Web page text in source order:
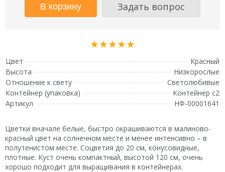
Задать вопрос
★★★★★
Цвет
Красный
Высота
Низкорослые
Отношение к свету
Светолюбивые
Контейнер (упаковка)
Контейнер с2
Артикул
НФ-00001641
Цветки вначале белые, быстро окрашиваются в малиново-
красный цвет на солнечном месте и менее интенсивно – в
полутенистом месте. Соцветия до 20 см, конусовидные,
плотные. Куст очень компактный, высотой 120 см, очень
хорошо подходит для выращивания в контейнерах.